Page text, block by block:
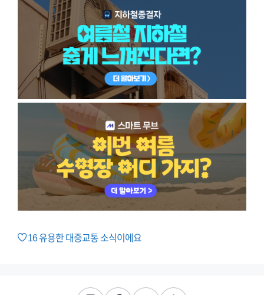
16유용한 대중교통 소식이에요